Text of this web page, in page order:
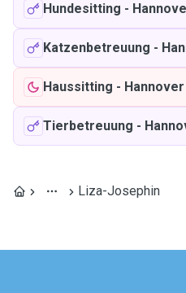
Hundesitting -
Katzenbetreuung -
Haussitting - Hannover
Tierbetreuung -
Liza-Josephin